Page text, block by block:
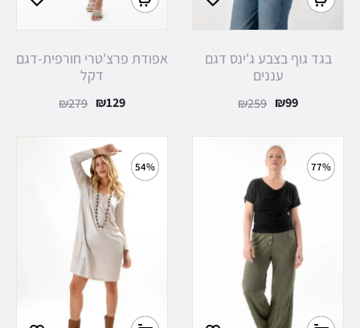
בגד גוף בצבע ג'ינס דגם
עננים
₪259 ₪99
אפודת פרצ'טרי חורפית-דגם
דקל
₪279 ₪129
77%
54%